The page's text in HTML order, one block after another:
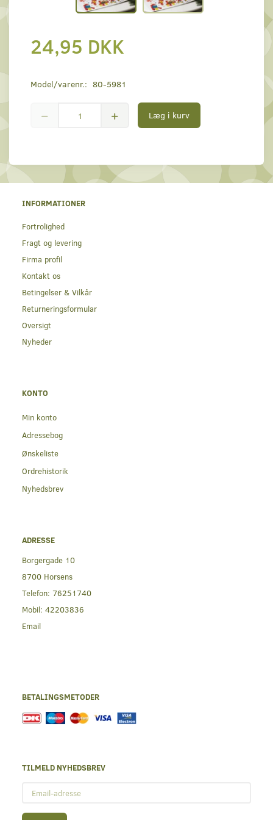
24,95 DKK
Model/varenr.: 80-5981
Læg i kurv
INFORMATIONER
Fortrolighed
Fragt og levering
Firma profil
Kontakt os
Betingelser & Vilkår
Returneringsformular
Oversigt
Nyheder
KONTO
Min konto
Adressebog
Ønskeliste
Ordrehistorik
Nyhedsbrev
ADRESSE
Borgergade 10
8700 Horsens
Telefon: 76251740
Mobil: 42203836
Email
BETALINGSMETODER
TILMELD NYHEDSBREV
adresse